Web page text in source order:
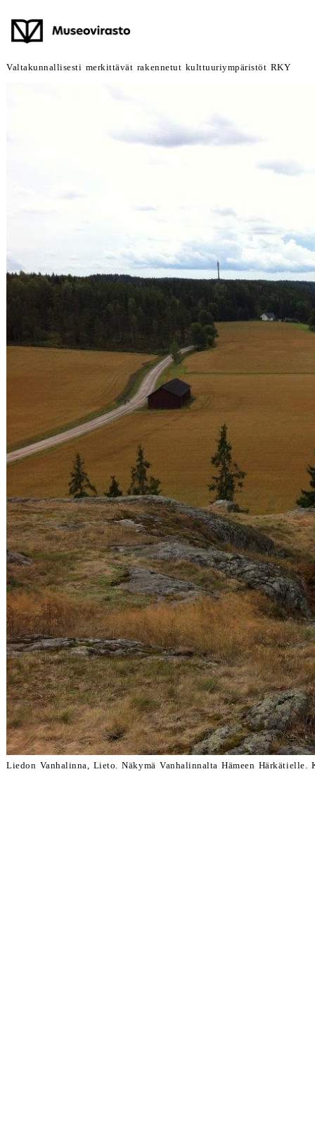
Valtakunnallisesti merkittävät rakennetut kulttuuriympäristöt RKY
Liedon Vanhalinna, Lieto. Näkymä Vanhalinnalta Hämeen